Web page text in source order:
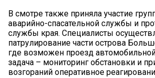
В смотре также приняла участие
аварийно-спасательной службы и
службы края. Специалисты
патрулирование части острова
где возможен проезд
задача – мониторинг обстановки и
возгораний оперативное